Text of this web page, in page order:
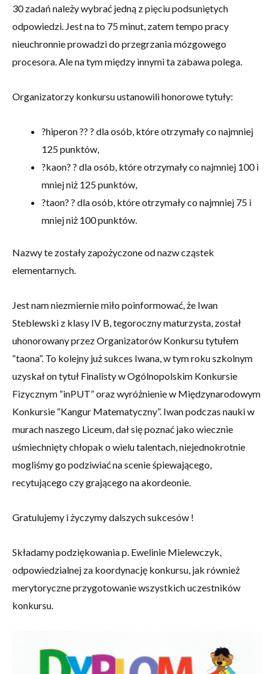
30 zadań należy wybrać jedną z pięciu podsuniętych
odpowiedzi. Jest na to 75 minut, zatem tempo pracy
nieuchronnie prowadzi do przegrzania mózgowego
procesora. Ale na tym między innymi ta zabawa polega.
Organizatorzy konkursu ustanowili honorowe tytuły:
?hiperon ?? ? dla osób, które otrzymały co najmniej
125 punktów,
?kaon? ? dla osób, które otrzymały co najmniej 100 i
mniej niż 125 punktów,
?taon? ? dla osób, które otrzymały co najmniej 75 i
mniej niż 100 punktów.
Nazwy te zostały zapożyczone od nazw cząstek
elementarnych.
Jest nam niezmiernie miło poinformować, że Iwan
Steblewski z klasy IV B, tegoroczny maturzysta, został
uhonorowany przez Organizatorów Konkursu tytułem
“taona”. To kolejny już sukces Iwana, w tym roku szkolnym
uzyskał on tytuł Finalisty w Ogólnopolskim Konkursie
Fizycznym “inPUT” oraz wyróżnienie w Międzynarodowym
Konkursie “Kangur Matematyczny”. Iwan podczas nauki w
murach naszego Liceum, dał się poznać jako wiecznie
uśmiechnięty chłopak o wielu talentach, niejednokrotnie
mogliśmy go podziwiać na scenie śpiewającego,
recytującego czy grającego na akordeonie.
Gratulujemy i życzymy dalszych sukcesów !
Składamy podziękowania p. Ewelinie Mielewczyk,
odpowiedzialnej za koordynację konkursu, jak również
merytoryczne przygotowanie wszystkich uczestników
konkursu.